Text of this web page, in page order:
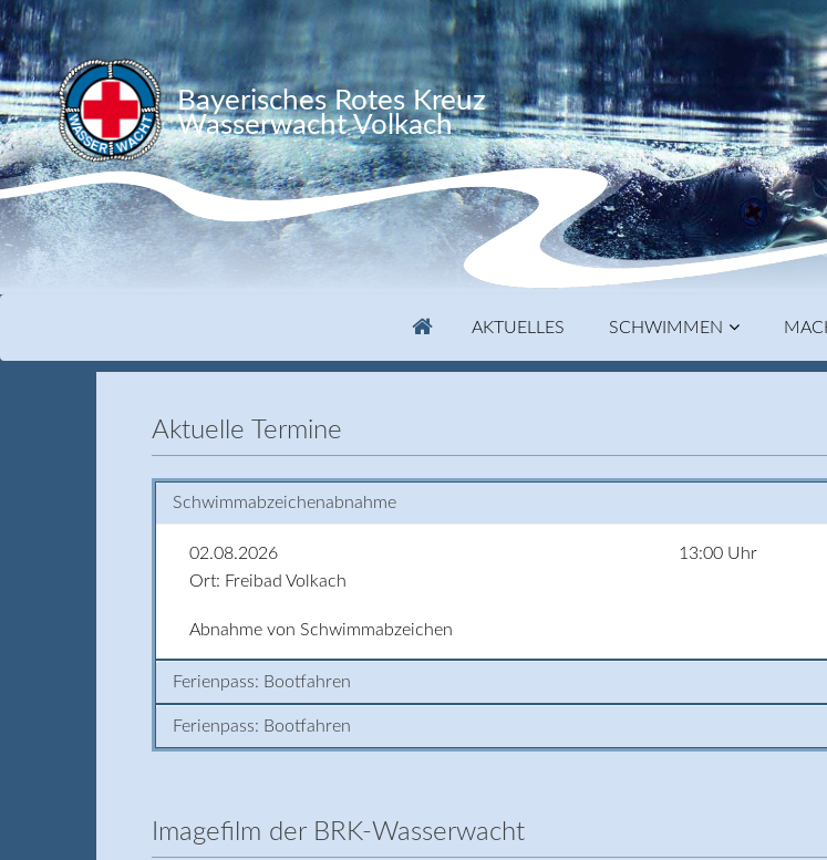
Bayerisches Rotes Kreuz
Wasserwacht Volkach
AKTUELLES SCHWIMMEN
Aktuelle Termine
Schwimmabzeichenabnahme
02.08.2026
13:00 Uhr
Ort: Freibad Volkach
Abnahme von Schwimmabzeichen
Ferienpass: Bootfahren
Ferienpass: Bootfahren
Imagefilm der BRK-Wasserwacht